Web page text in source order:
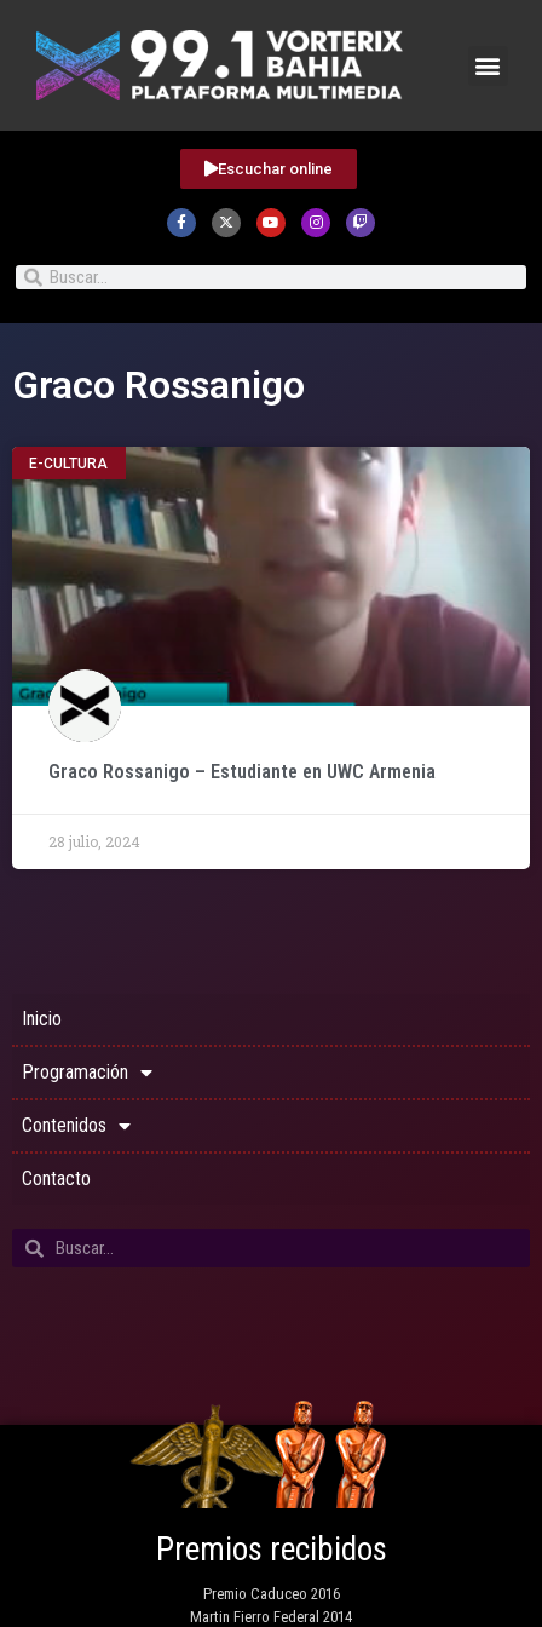
Escuchar online
Graco Rossanigo
E-CULTURA
Graco Rossanigo – Estudiante en UWC Armenia
28 julio, 2024
Inicio
Programación
Contenidos
Contacto
Premios recibidos
Premio Caduceo 2016
Martin Fierro Federal 2014